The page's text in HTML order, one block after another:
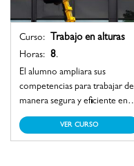
Curso: Trabajo en alturas
Horas: 8.
El alumno ampliara sus
competencias para trabajar de
manera segura y eficiente en
un área o espacio que integra
un riesgo para la persona. El
VER CURSO